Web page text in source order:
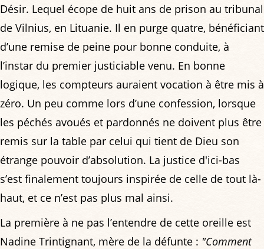
Désir. Lequel écope de huit ans de prison au tribunal
de Vilnius, en Lituanie. Il en purge quatre, bénéficiant
d’une remise de peine pour bonne conduite, à
l’instar du premier justiciable venu. En bonne
logique, les compteurs auraient vocation à être mis à
zéro. Un peu comme lors d’une confession, lorsque
les péchés avoués et pardonnés ne doivent plus être
remis sur la table par celui qui tient de Dieu son
étrange pouvoir d’absolution. La justice d'ici-bas
s’est finalement toujours inspirée de celle de tout là-
haut, et ce n’est pas plus mal ainsi.
La première à ne pas l’entendre de cette oreille est
Nadine Trintignant, mère de la défunte : "Comment